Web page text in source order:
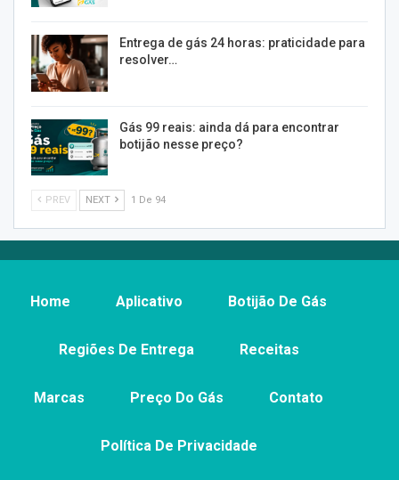
Entrega de gás 24 horas: praticidade para
resolver…
Gás 99 reais: ainda dá para encontrar
botijão nesse preço?
PREV NEXT 1 De 94
Home Aplicativo Botijão De Gás
Regiões De Entrega Receitas
Marcas Preço Do Gás Contato
Política De Privacidade